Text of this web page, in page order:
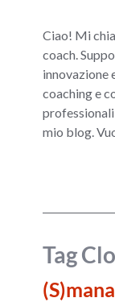
Ciao! Mi
coach.
innovazione
coaching e
mio blog.
Tag